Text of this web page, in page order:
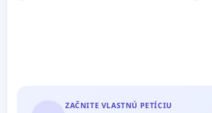
ZAČNITE VLASTNÚ PETÍCIU